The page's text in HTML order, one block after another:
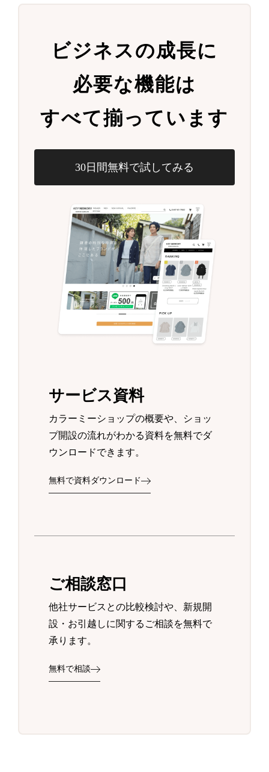
ビジネスの成長に
必要な機能は
すべて揃っています
30日間無料で試してみる
サービス資料
カラーミーショップの概要や、ショッ
プ開設の流れがわかる資料を無料でダ
ウンロードできます。
無料で資料ダウンロード
ご相談窓口
他社サービスとの比較検討や、新規開
設・お引越しに関するご相談を無料で
承ります。
無料で相談